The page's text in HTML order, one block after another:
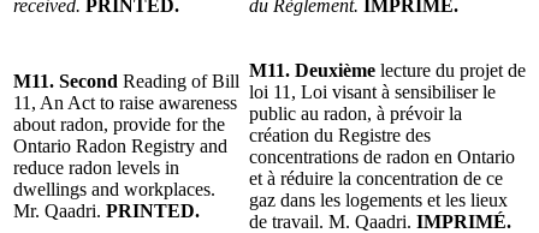
received. PRINTED. du Règlement. IMPRIMÉ.
M11. Second Reading of Bill
11, An Act to raise awareness
about radon, provide for the
Ontario Radon Registry and
reduce radon levels in
dwellings and workplaces.
Mr. Qaadri. PRINTED.
M11. Deuxième lecture du projet de
loi 11, Loi visant à sensibiliser le
public au radon, à prévoir la
création du Registre des
concentrations de radon en Ontario
et à réduire la concentration de ce
gaz dans les logements et les lieux
de travail. M. Qaadri. IMPRIMÉ.